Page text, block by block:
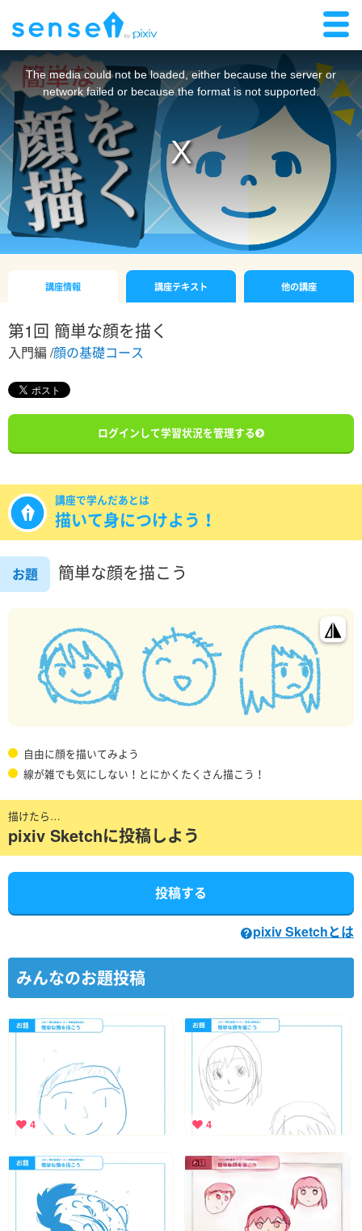
The media could not be loaded, either because the server or
network failed or because the format is not supported.
講座情報 講座テキスト 他の講座
第1回 簡単な顔を描く
入門編 /顔の基礎コース
ログインして学習状況を管理する
講座で学んだあとは
描いて身につけよう！
お題 簡単な顔を描こう
自由に顔を描いてみよう
線が雑でも気にしない！とにかくたくさん描こう！
描けたら…
pixiv Sketchに投稿しよう
投稿する
pixiv Sketchとは
みんなのお題投稿
4 4